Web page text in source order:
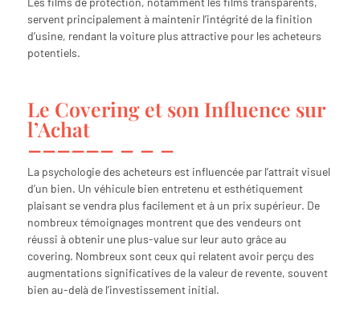
servent principalement à maintenir l’intégrité de la finition
d’usine, rendant la voiture plus attractive pour les acheteurs
potentiels.
Le Covering et son Influence sur
l’Achat
La psychologie des acheteurs est influencée par l’attrait visuel
d’un bien. Un véhicule bien entretenu et esthétiquement
plaisant se vendra plus facilement et à un prix supérieur. De
nombreux témoignages montrent que des vendeurs ont
réussi à obtenir une plus-value sur leur auto grâce au
covering. Nombreux sont ceux qui relatent avoir perçu des
augmentations significatives de la valeur de revente, souvent
bien au-delà de l’investissement initial.